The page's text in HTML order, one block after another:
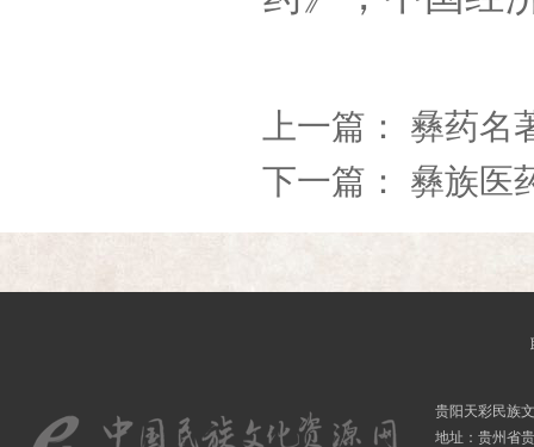
上一篇： 彝药名
下一篇： 彝族医
贵阳天彩民族
地址：贵州省